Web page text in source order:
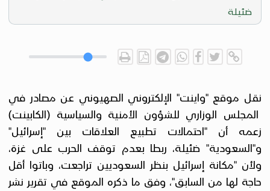
ضئيلة
نقل موقع "واينت" الإلكتروني الصهيوني عن مصادر في
المجلس الوزاري للشؤون الأمنية والسياسية (الكابينت)
زعمه أن "احتمالات تطبيع العلاقات بين "إسرائيل"
و"السعودية" ضئيلة، ربطا بعدم توقف الحرب على غزة،
ولأن "مكانة إسرائيل بنظر السعوديين تراجعت، وباتوا أقل
حاجة لها من السابق"، وفق ما ذكره الموقع في تقرير نشر